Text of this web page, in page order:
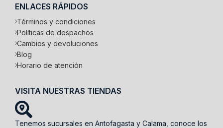
ENLACES RÁPIDOS
Términos y condiciones
Políticas de despachos
Cambios y devoluciones
Blog
Horario de atención
VISITA NUESTRAS TIENDAS
Tenemos sucursales en Antofagasta y Calama, conoce los